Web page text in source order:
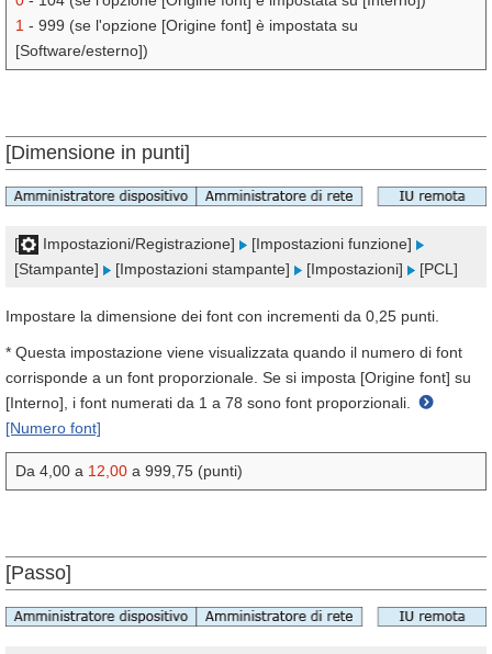
1 - 999 (se l'opzione [Origine font] è impostata su
[Software/esterno])
[Dimensione in punti]
[ Impostazioni/Registrazione]
[Impostazioni funzione]
[Stampante]
[Impostazioni stampante] [Impostazioni] [PCL]
Impostare la dimensione dei font con incrementi da 0,25 punti.
* Questa impostazione viene visualizzata quando il numero di font
corrisponde a un font proporzionale. Se si imposta [Origine font] su
[Interno], i font numerati da 1 a 78 sono font proporzionali.
[Numero font]
Da 4,00 a 12,00 a 999,75 (punti)
[Passo]